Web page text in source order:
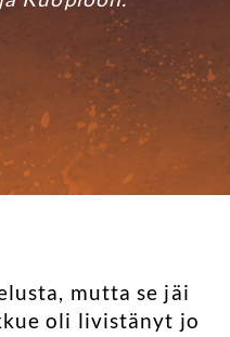
mutta se jäi
oli livistänyt jo